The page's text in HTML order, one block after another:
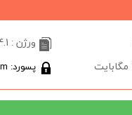
ورژن : 3.4.1
پسورد: softabzar.com